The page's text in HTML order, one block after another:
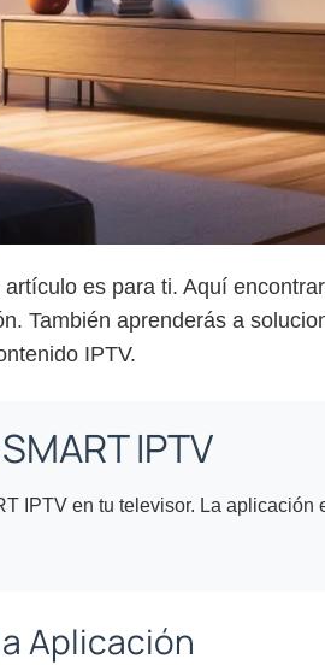
es para ti. Aquí
También aprenderás a
IPTV.
IPTV
IPTV en tu televisor. La aplicación
Aplicación